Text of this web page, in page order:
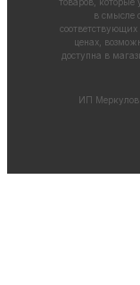
в смысле
ценах,
доступна в
ИП